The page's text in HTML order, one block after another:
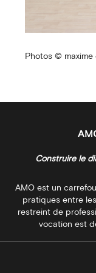
Photos ©
Construire le
AMO est un
pratiques entre
restreint de
vocation est